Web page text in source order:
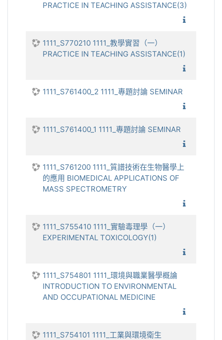
PRACTICE IN TEACHING ASSISTANCE(3)
1111_S770210 1111_教學實習（一）
PRACTICE IN TEACHING ASSISTANCE(1)
1111_S761400_2 1111_專題討論 SEMINAR
1111_S761400_1 1111_專題討論 SEMINAR
1111_S761200 1111_質譜技術在生物醫學上
的應用 BIOMEDICAL APPLICATIONS OF
MASS SPECTROMETRY
1111_S755410 1111_實驗毒理學（一）
EXPERIMENTAL TOXICOLOGY(1)
1111_S754801 1111_環境與職業醫學概論
INTRODUCTION TO ENVIRONMENTAL
AND OCCUPATIONAL MEDICINE
1111_S754101 1111_工業與環境衛生